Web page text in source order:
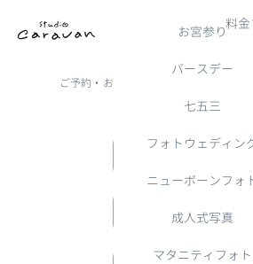
撮影メニューお宮参り
バースデー
七五三
フォトウェディン
ニューボーンフォ
成人式写真
マタニティフォト
料
ご予約・お問い合わせは以下のボタン
メールでご予約・お問い合